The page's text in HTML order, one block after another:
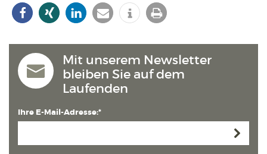
Mit unserem Newsletter
bleiben Sie auf dem
Laufenden
Ihre E-Mail-Adresse:*